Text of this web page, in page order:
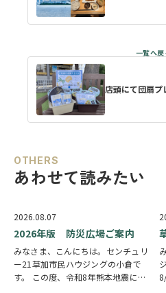
店頭にて団扇プ
OTHERS
あわせて読みたい
2026.08.07
2026年版 防災広場ご案内
みなさま、こんにちは。センチュリ
ー21草加市民ハウジングの小倉で
す。 この度、令和8年熊本地震によ